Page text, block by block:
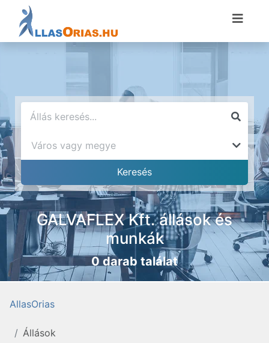
GALVAFLEX Kft. állások és
munkák
0 darab találat
AllasOrias
Állások